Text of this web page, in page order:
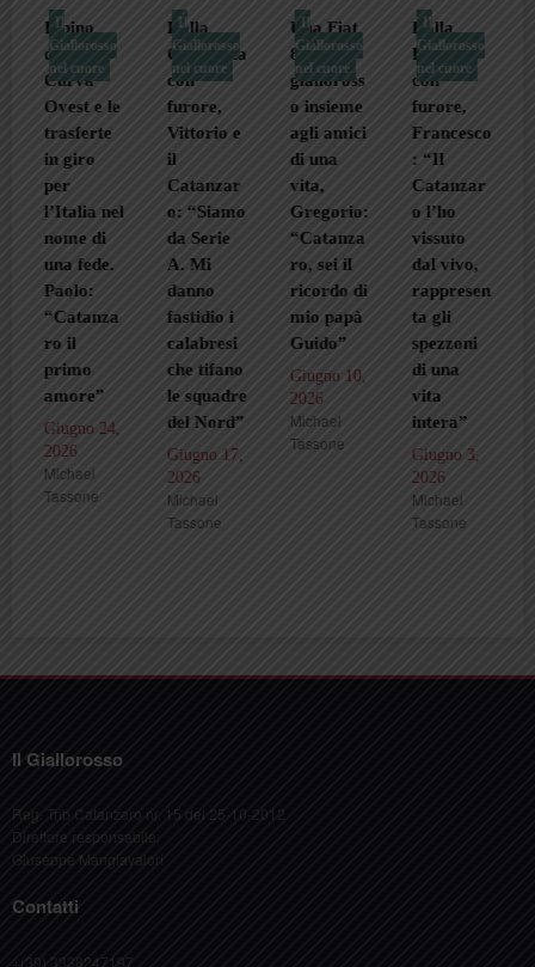
Il
Giallorosso
nel cuore
Dalla
Germania
con
furore,
Vittorio e
il
Catanzar
o: “Siamo
da Serie
A. Mi
danno
fastidio i
calabresi
che tifano
le squadre
del Nord”
Giugno 17,
2026
Michael
Il
Giallorosso
nel cuore
Una Fiat
850 e il
gialloross
o insieme
agli amici
vita,
Gregorio:
“Catanza
ro, sei il
ricordo di
mio papà
Guido”
Giugno 10,
2026
Michael
Il
Giallorosso
nel cuore
Dalla
Locride
con
furore,
Francesco
: “Il
Catanzar
o l’ho
vissuto
dal vivo,
rappresen
ta gli
spezzoni
di una
vita
intera”
Giugno 3,
Il
Giallorosso
nel cuore
Carlo,
dalla
Manica a
Soverato
vivendo il
gialloross
o: “Come
una
seconda
pelle”
Maggio 27,
2026
Michael
Tassone
Reg. Trib Catanzaro nr. 15 del 25-10-2012
Contatti
+(39) 3338247197